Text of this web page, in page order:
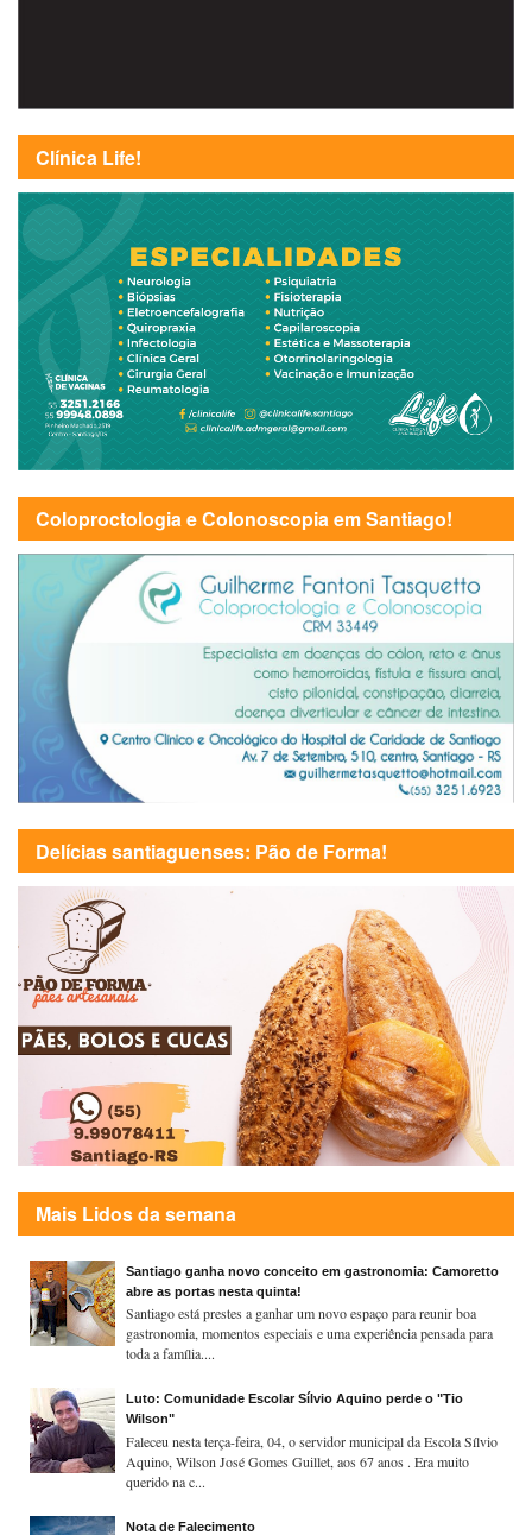
Clínica Life!
Coloproctologia e Colonoscopia em Santiago!
Delícias santiaguenses: Pão de Forma!
Mais Lidos da semana
Santiago ganha novo conceito em gastronomia: Camoretto
abre as portas nesta quinta!
Santiago está prestes a ganhar um novo espaço para reunir boa
gastronomia, momentos especiais e uma experiência pensada para
toda a família....
Luto: Comunidade Escolar Sílvio Aquino perde o "Tio
Wilson"
Faleceu nesta terça-feira, 04, o servidor municipal da Escola Sílvio
Aquino, Wilson José Gomes Guillet, aos 67 anos . Era muito
querido na c...
Nota de Falecimento